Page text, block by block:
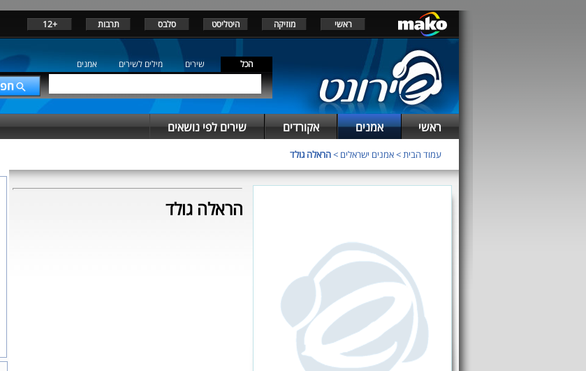
ראשי מוזיקה היטליסט סלבס תרבות +12
הכל שירים מילים לשירים אמנים
ראשי אמנים אקורדים שירים לפי נושאים
עמוד הבית>אמנים ישראלים >הראלה גולד
הראלה גולד